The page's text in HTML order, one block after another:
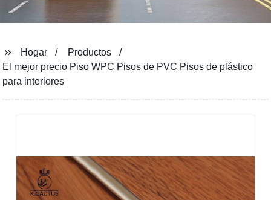
Hogar
Productos
El mejor precio Piso WPC Pisos de PVC Pisos de plástico
para interiores